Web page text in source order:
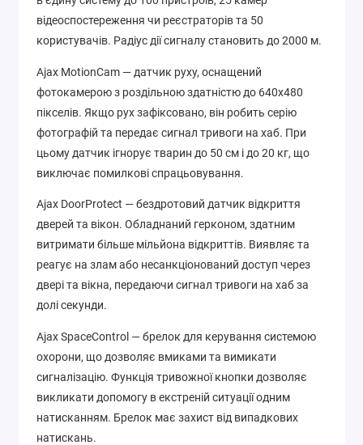
відеоспостереження чи реєстраторів та 50
користувачів. Радіус дії сигналу становить до 2000 м.
Ajax MotionCam — датчик руху, оснащений
фотокамерою з роздільною здатністю до 640х480
пікселів. Якщо рух зафіксовано, він робить серію
фотографій та передає сигнал тривоги на хаб. При
цьому датчик ігнорує тварин до 50 см і до 20 кг, що
виключає помилкові спрацьовування.
Ajax DoorProtect — бездротовий датчик відкриття
дверей та вікон. Обладнаний герконом, здатним
витримати більше мільйона відкриттів. Виявляє та
реагує на злам або несанкціонований доступ через
двері та вікна, передаючи сигнал тривоги на хаб за
долі секунди.
Ajax SpaceControl — брелок для керування системою
охорони, що дозволяє вмиками та вимикати
сигналізацію. Функція тривожної кнопки дозволяє
викликати допомогу в екстреній ситуації одним
натисканням. Брелок має захист від випадкових
натискань.